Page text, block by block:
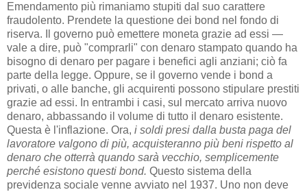
Emendamento più rimaniamo stupiti dal suo carattere
fraudolento. Prendete la questione dei bond nel fondo di
riserva. Il governo può emettere moneta grazie ad essi —
vale a dire, può "comprarli" con denaro stampato quando ha
bisogno di denaro per pagare i benefici agli anziani; ciò fa
parte della legge. Oppure, se il governo vende i bond a
privati, o alle banche, gli acquirenti possono stipulare prestiti
grazie ad essi. In entrambi i casi, sul mercato arriva nuovo
denaro, abbassando il volume di tutto il denaro esistente.
Questa è l'inflazione. Ora, i soldi presi dalla busta paga del
lavoratore valgono di più, acquisteranno più beni rispetto al
denaro che otterrà quando sarà vecchio, semplicemente
perché esistono questi bond. Questo sistema della
previdenza sociale venne avviato nel 1937. Uno non deve